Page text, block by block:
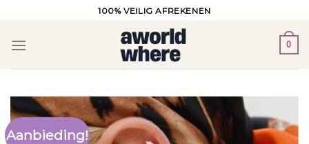
inhoud
100% VEILIG AFREKENEN
0
Aanbieding!